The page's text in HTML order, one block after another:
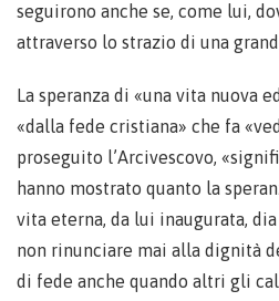
seguirono anche se, come lui,
attraverso lo strazio di una
La speranza di «una vita nuova
«dalla fede cristiana» che fa
proseguito l’Arcivescovo,
hanno mostrato quanto la
vita eterna, da lui inaugurata,
non rinunciare mai alla dignità
di fede anche quando altri gli